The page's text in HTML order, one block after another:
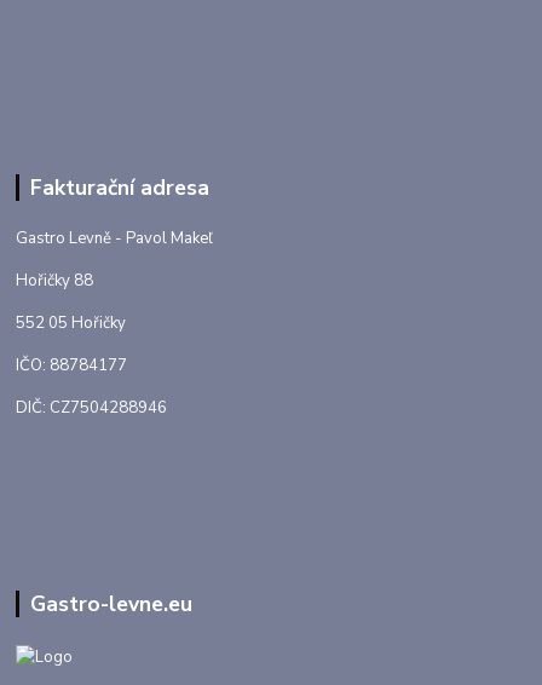
Fakturační adresa
Gastro Levně - Pavol Makeľ
Hořičky 88
552 05 Hořičky
IČO: 88784177
DIČ: CZ7504288946
Gastro-levne.eu